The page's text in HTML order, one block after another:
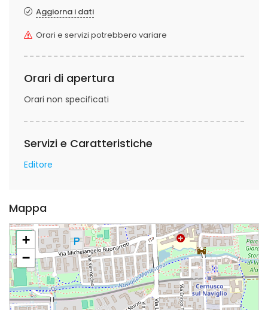
Aggiorna i dati
Orari e servizi potrebbero variare
Orari di apertura
Orari non specificati
Servizi e Caratteristiche
Editore
Mappa
+
−